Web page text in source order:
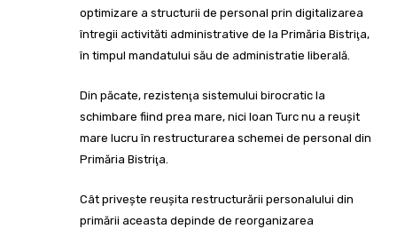
optimizare a structurii de personal prin digitalizarea
întregii activităti administrative de la Primăria Bistriţa,
în timpul mandatului său de administratie liberală.
Din păcate, rezistenţa sistemului birocratic la
schimbare fiind prea mare, nici Ioan Turc nu a reușit
mare lucru în restructurarea schemei de personal din
Primăria Bistriţa.
Cât privește reușita restructurării personalului din
primării aceasta depinde de reorganizarea